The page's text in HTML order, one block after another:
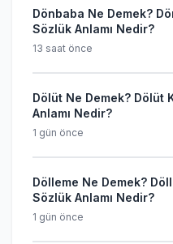
Dönbaba Ne Demek?
Sözlük Anlamı Nedir?
13 saat önce
Dölüt Ne Demek? Dölüt
Anlamı Nedir?
1 gün önce
Dölleme Ne Demek?
Sözlük Anlamı Nedir?
1 gün önce